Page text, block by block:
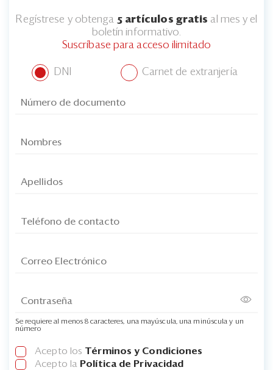
Regístrese y obtenga 5 artículos gratis al mes y el
boletín informativo.
Suscríbase para acceso ilimitado
DNI Carnet de extranjería
Se requiere al menos 8 caracteres, una mayúscula, una minúscula y un
número
Acepto los Términos y Condiciones
Acepto la Política de Privacidad